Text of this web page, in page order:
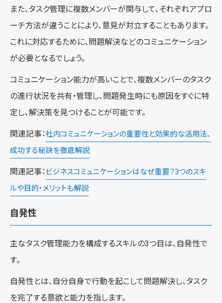
また、タスク管理に複数メンバーが関与して、それぞれアプロ
ーチ方法が違うことにより、意見が対立することもあります。
これに対応するために、問題解決などのコミュニケーション
が必要となるでしょう。
コミュニケーション能力が高いことで、複数メンバーのタスク
の進行状況を共有・管理し、問題発生時にも原因をすぐに特
定し、解決策を見つけることが可能です。
関連記事：社内コミュニケーションの重要性と効果的な活用法、
成功する秘訣を徹底解説
関連記事： ビジネスコミュニケーションはなぜ重要？3つのスキ
ルや目的・メリットも解説
自発性
主なタスク管理能力を構成するスキルの3つ目は、自発性で
す。
自発性とは、自分自身で行動を起こして問題解決し、タスク
を完了する意欲と能力を指します。